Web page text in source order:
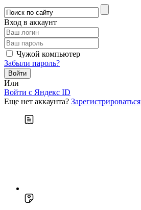
Вход в аккаунт
Чужой компьютер
Забыли пароль?
Или
Войти c Яндекс ID
Еще нет аккаунта? Зарегистрироваться